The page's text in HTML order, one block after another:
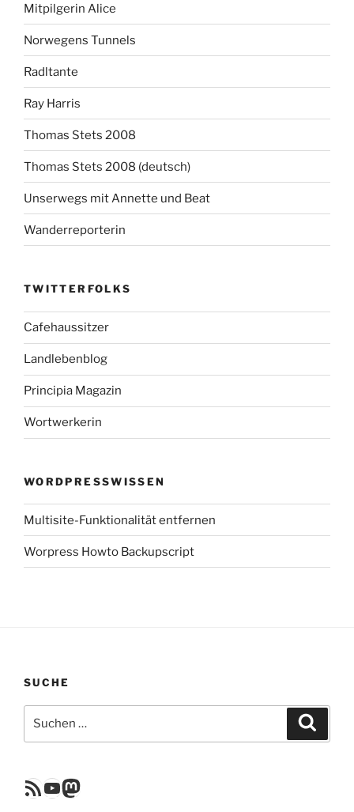
Mitpilgerin Alice
Norwegens Tunnels
Radltante
Ray Harris
Thomas Stets 2008
Thomas Stets 2008 (deutsch)
Unserwegs mit Annette und Beat
Wanderreporterin
TWITTERFOLKS
Cafehaussitzer
Landlebenblog
Principia Magazin
Wortwerkerin
WORDPRESSWISSEN
Multisite-Funktionalität entfernen
Worpress Howto Backupscript
SUCHE
nach:
RSS FeedYouTube
Mastodon